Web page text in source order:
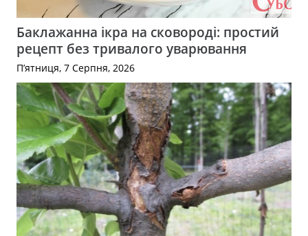
Баклажанна ікра на сковороді: простий
рецепт без тривалого уварювання
П’ятниця, 7 Серпня, 2026